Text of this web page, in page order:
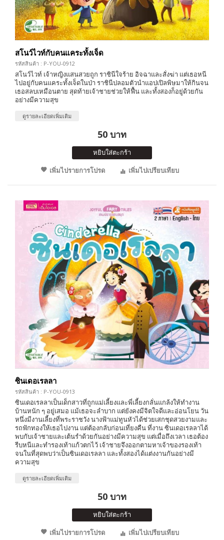
สโนว์ไวท์กับคนแคระทั้งเจ็ด
รหัสสินค้า : P-YOU-0912
สโนว์ไวท์ เจ้าหญิงแสนสวยถูก ราชินีใจร้าย อิจฉาและสั่งฆ่า แต่เธอหนี
ไปอยู่กับคนแคระทั้งเจ็ดในป่า ราชินีปลอมตัวนำแอปเปิลพิษมาให้กินจน
เธอสลบเหมือนตาย สุดท้ายเจ้าชายช่วยให้ฟื้น และทั้งสองก็อยู่ด้วยกัน
อย่างมีความสุข
ดูรายละเอียดเพิ่มเติม
50 บาท
หยิบใส่ตะกร้า
เพิ่มไปรายการโปรด
เพิ่มไปเปรียบเทียบ
ซินเดอเรลลา
รหัสสินค้า : P-YOU-0913
ซินเดอเรลลาเป็นเด็กสาวที่ถูกแม่เลี้ยงและพี่เลี้ยงกลั่นแกล้งให้ทำงาน
บ้านหนัก ๆ อยู่เสมอ แม้เธอจะลำบาก แต่ยังคงมีจิตใจดีและอ่อนโยน วัน
หนึ่งมีงานเลี้ยงที่พระราชวัง นางฟ้าแม่ทูนหัวได้ช่วยเสกชุดสวยงามและ
รถฟักทองให้เธอไปงาน แต่ต้องกลับก่อนเที่ยงคืน ที่งาน ซินเดอเรลลาได้
พบกับเจ้าชายและเต้นรำด้วยกันอย่างมีความสุข แต่เมื่อถึงเวลา เธอต้อง
รีบหนีและทำรองเท้าแก้วตกไว้ เจ้าชายจึงออกตามหาเจ้าของรองเท้า
จนในที่สุดพบว่าเป็นซินเดอเรลลา และทั้งสองได้แต่งงานกันอย่างมี
ความสุข
ดูรายละเอียดเพิ่มเติม
50 บาท
หยิบใส่ตะกร้า
เพิ่มไปรายการโปรด
เพิ่มไปเปรียบเทียบ